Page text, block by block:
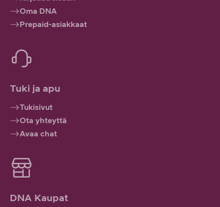
Oma DNA
Prepaid-asiakkaat
Tuki ja apu
Tukisivut
Ota yhteyttä
Avaa chat
DNA Kaupat